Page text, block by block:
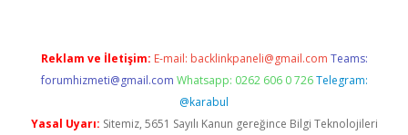
Reklam ve İletişim: E-mail: backlinkpaneli@gmail.com Teams:
forumhizmeti@gmail.com Whatsapp: 0262 606 0 726 Telegram:
@karabul
Yasal Uyarı: Sitemiz, 5651 Sayılı Kanun gereğince Bilgi Teknolojileri